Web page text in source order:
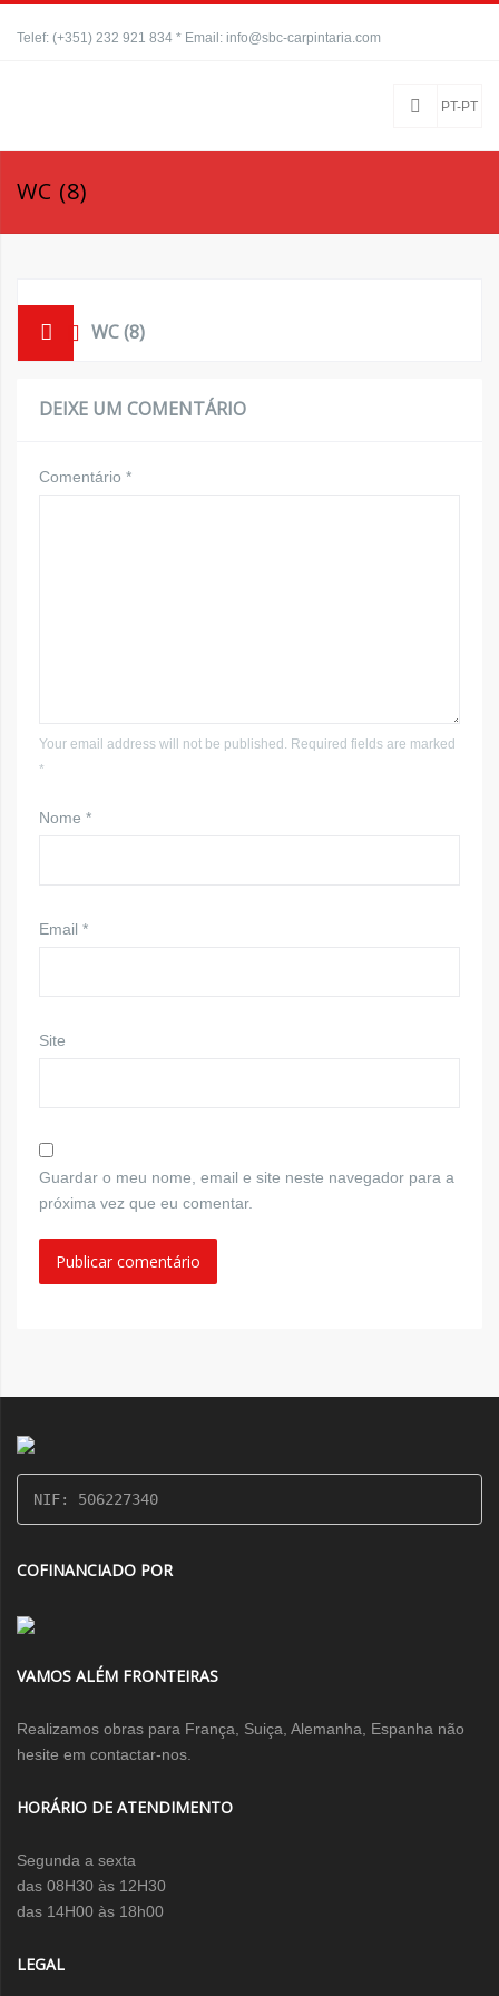
Telef: (+351) 232 921 834 * Email: info@sbc-carpintaria.com
PT-PT
WC (8)
WC (8)
DEIXE UM COMENTÁRIO
Comentário *
Your email address will not be published. Required fields are marked
*
Nome *
Email *
Site
Guardar o meu nome, email e site neste navegador para a
próxima vez que eu comentar.
NIF: 506227340
COFINANCIADO POR
VAMOS ALÉM FRONTEIRAS
Realizamos obras para França, Suiça, Alemanha, Espanha não
hesite em contactar-nos.
HORÁRIO DE ATENDIMENTO
Segunda a sexta
das 08H30 às 12H30
das 14H00 às 18h00
LEGAL